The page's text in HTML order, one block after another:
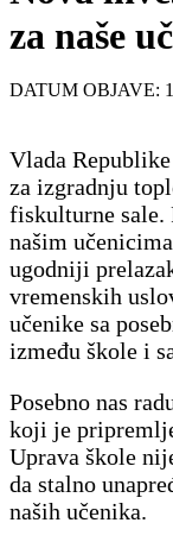
za naše
DATUM OBJAVE:
Vlada
za izgradnju
fiskulturne
našim
ugodniji
vremenskih
učenike sa
između škole i
Posebno nas
koji je
Uprava škole
da stalno
naših učenika.